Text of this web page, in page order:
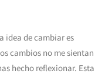
idea de cambiar es
cambios no me sientan
hecho reflexionar. Esta